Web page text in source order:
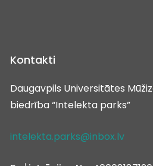
Kontakti
Daugavpils Universitātes
biedrība “Intelekta parks”
intelekta.parks@inbox.lv